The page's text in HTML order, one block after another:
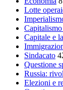
Lotte
Capitale e
Sindacato
Questione
Russia:
Elezioni e